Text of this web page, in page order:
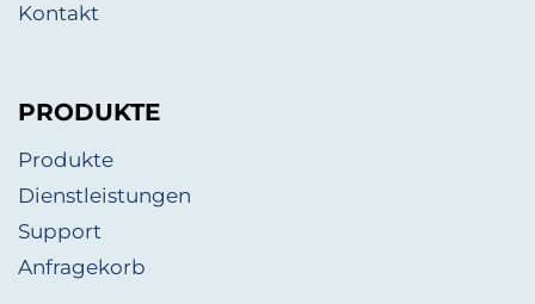
Kontakt
PRODUKTE
Produkte
Dienstleistungen
Support
Anfragekorb